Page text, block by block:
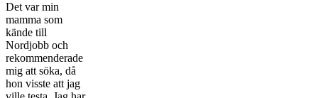
Det var min
mamma som
kände till
Nordjobb och
rekommenderade
mig att söka, då
hon visste att jag